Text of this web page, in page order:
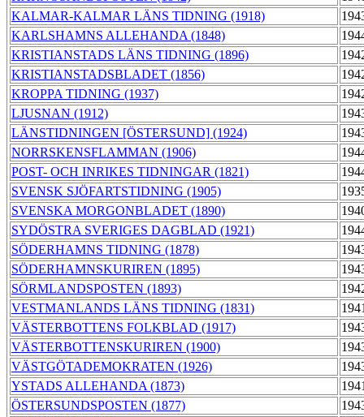
KALMAR-KALMAR LÄNS TIDNING (1918)
KARLSHAMNS ALLEHANDA (1848)
KRISTIANSTADS LÄNS TIDNING (1896)
KRISTIANSTADSBLADET (1856)
KROPPA TIDNING (1937)
LJUSNAN (1912)
LÄNSTIDNINGEN [ÖSTERSUND] (1924)
NORRSKENSFLAMMAN (1906)
POST- OCH INRIKES TIDNINGAR (1821)
SVENSK SJÖFARTSTIDNING (1905)
SVENSKA MORGONBLADET (1890)
SYDÖSTRA SVERIGES DAGBLAD (1921)
SÖDERHAMNS TIDNING (1878)
SÖDERHAMNSKURIREN (1895)
SÖRMLANDSPOSTEN (1893)
VESTMANLANDS LÄNS TIDNING (1831)
VÄSTERBOTTENS FOLKBLAD (1917)
VÄSTERBOTTENSKURIREN (1900)
VÄSTGÖTADEMOKRATEN (1926)
YSTADS ALLEHANDA (1873)
ÖSTERSUNDSPOSTEN (1877)